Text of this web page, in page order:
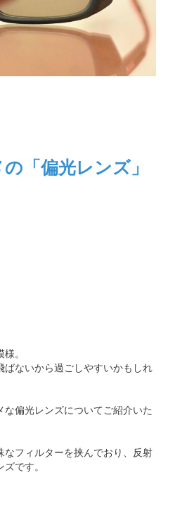
「偏光レンズ」
。
ないから過ごしやすいかもしれ
な偏光レンズについてご紹介いた
フィルターを挟んでおり、反射
です。